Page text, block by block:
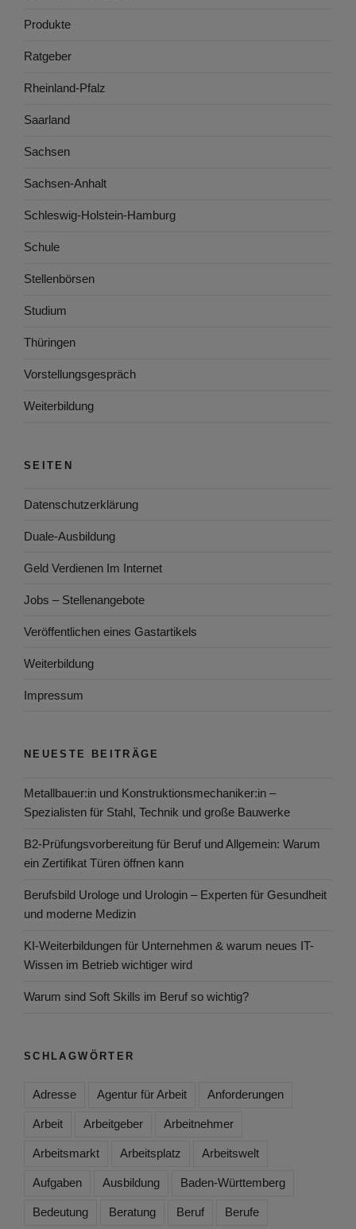
Produkte
Ratgeber
Rheinland-Pfalz
Saarland
Sachsen
Sachsen-Anhalt
Schleswig-Holstein-Hamburg
Schule
Stellenbörsen
Studium
Thüringen
Vorstellungsgespräch
Weiterbildung
SEITEN
Datenschutzerklärung
Duale-Ausbildung
Geld Verdienen Im Internet
Jobs – Stellenangebote
Veröffentlichen eines Gastartikels
Weiterbildung
Impressum
NEUESTE BEITRÄGE
Metallbauer:in und Konstruktionsmechaniker:in –
Spezialisten für Stahl, Technik und große Bauwerke
B2-Prüfungsvorbereitung für Beruf und Allgemein: Warum
ein Zertifikat Türen öffnen kann
Berufsbild Urologe und Urologin – Experten für Gesundheit
und moderne Medizin
KI-Weiterbildungen für Unternehmen & warum neues IT-
Wissen im Betrieb wichtiger wird
Warum sind Soft Skills im Beruf so wichtig?
SCHLAGWÖRTER
Adresse Agentur für Arbeit Anforderungen
Arbeit Arbeitgeber Arbeitnehmer
Arbeitsmarkt Arbeitsplatz Arbeitswelt
Aufgaben Ausbildung Baden-Württemberg
Bedeutung Beratung Beruf Berufe